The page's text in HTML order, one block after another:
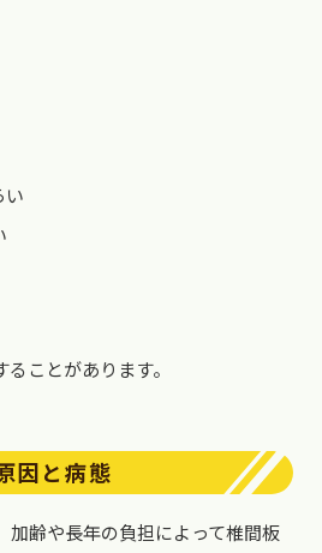
い
ことがあります。
因と病態
加齢や長年の負担によって椎間板